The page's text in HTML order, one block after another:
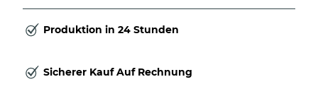
Produktion in 24 Stunden
Sicherer Kauf Auf Rechnung